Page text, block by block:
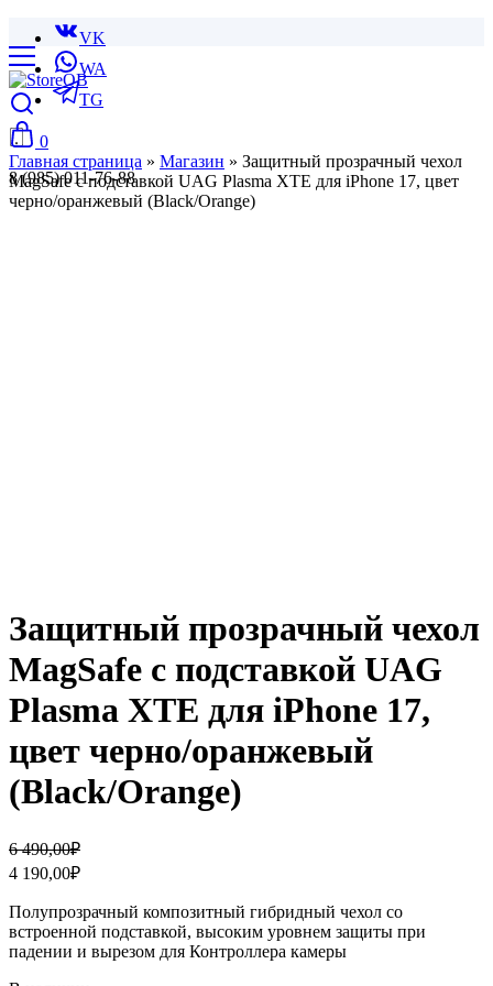
VK
WA
TG
8 (985) 011-76-88
0
Главная страница » Магазин » Защитный прозрачный чехол
MagSafe с подставкой UAG Plasma XTE для iPhone 17, цвет
черно/оранжевый (Black/Orange)
Защитный прозрачный чехол
MagSafe с подставкой UAG
Plasma XTE для iPhone 17,
цвет черно/оранжевый
(Black/Orange)
6 490,00₽
Первоначальная
цена
составляла
6
490,00₽.
4 190,00₽
Текущая
цена:
4
190,00₽.
Полупрозрачный композитный гибридный чехол со
встроенной подставкой, высоким уровнем защиты при
падении и вырезом для Контроллера камеры